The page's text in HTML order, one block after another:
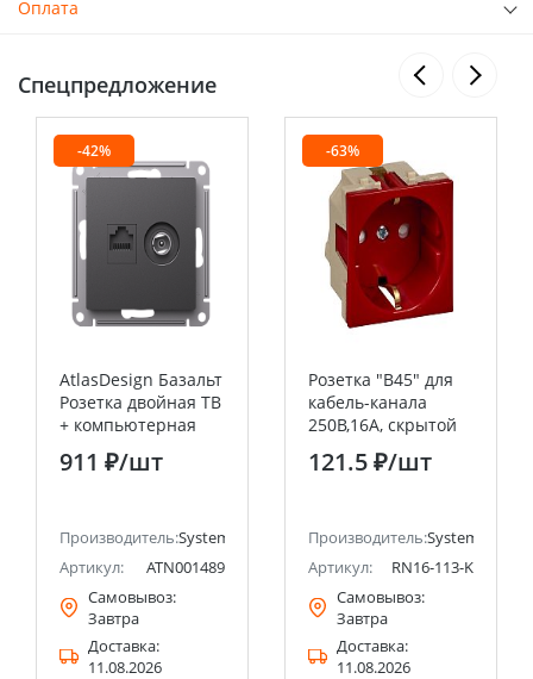
Оплата
Спецпредложение
(ранее Schneider Electric)
-42%
AtlasDesign Базальт
Розетка двойная ТВ
+ компьютерная
RJ45, кат. 5Е
Systeme Electric
911 ₽/шт
Производитель:Systeme Electric (ранее Schneider Electric)
Артикул:
ATN001489
Самовывоз:
Завтра
Доставка:
11.08.2026
-63%
Розетка "В45" для
кабель-канала
250В,16А, скрытой
установки, с
заземлением, с
Electric (Schneider
Electric)
121.5 ₽/шт
Производитель:Systeme
Артикул:
RN16-113-K
Самовывоз:
Завтра
Доставка:
11.08.2026